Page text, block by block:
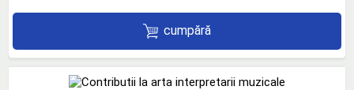
cumpără